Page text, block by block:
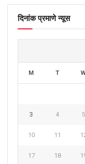
दिनांक प्रमाणे न्यूस
M T
3 4 5
10 11
17 18